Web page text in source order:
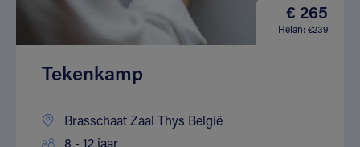
€ 265
Helan: €239
Tekenkamp
Brasschaat Zaal Thys België
8 - 12 jaar